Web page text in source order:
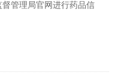
管理局官网进行药品信